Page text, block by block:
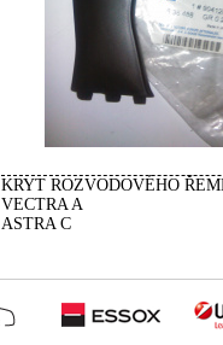
KRYT ROZVODOVÉHO
VECTRA A
ASTRA C